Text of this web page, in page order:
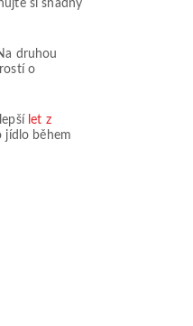
si snadný
druhou
o
let z
jídlo během